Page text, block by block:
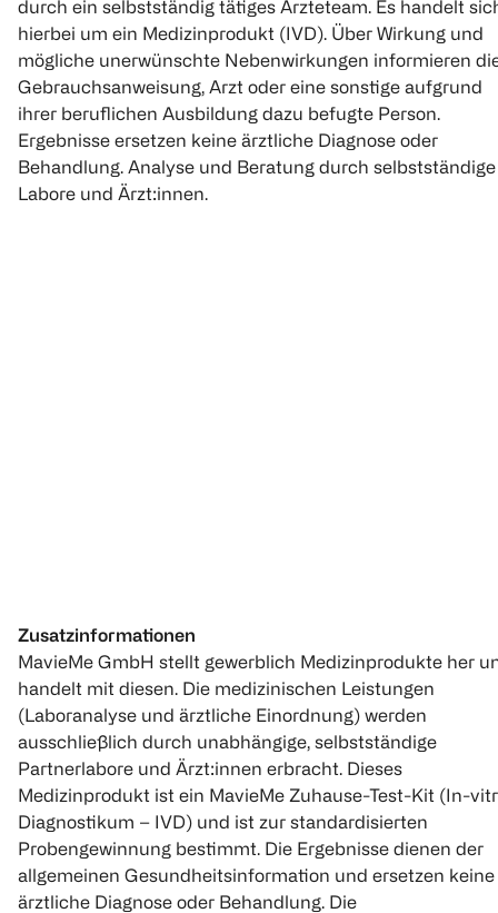
durch ein selbstständig tätiges Ärzteteam. Es handelt
hierbei um ein Medizinprodukt (IVD). Über Wirkung und
mögliche unerwünschte Nebenwirkungen informieren
Gebrauchsanweisung, Arzt oder eine sonstige aufgrund
ihrer beruflichen Ausbildung dazu befugte Person.
Ergebnisse ersetzen keine ärztliche Diagnose oder
Behandlung. Analyse und Beratung durch selbstständige
Labore und Ärzt:innen.
Zusatzinformationen
MavieMe GmbH stellt gewerblich Medizinprodukte her
handelt mit diesen. Die medizinischen Leistungen
(Laboranalyse und ärztliche Einordnung) werden
ausschließlich durch unabhängige, selbstständige
Partnerlabore und Ärzt:innen erbracht. Dieses
Medizinprodukt ist ein MavieMe Zuhause-Test-Kit (In-
Diagnostikum – IVD) und ist zur standardisierten
Probengewinnung bestimmt. Die Ergebnisse dienen der
allgemeinen Gesundheitsinformation und ersetzen keine
ärztliche Diagnose oder Behandlung. Die